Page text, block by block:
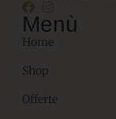
Menù
Home
Shop
Offerte